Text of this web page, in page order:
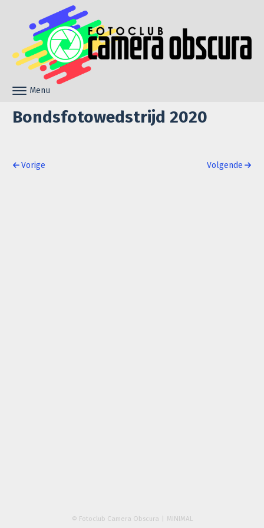
Skip to content
Toggle navigation
Menu
Bondsfotowedstrijd 2020
Post navigation
Vorige Volgende
© Fotoclub Camera Obscura MINIMAL